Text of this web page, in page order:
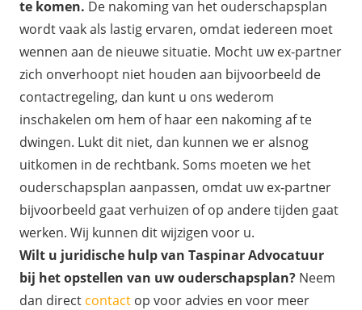
te komen. De nakoming van het ouderschapsplan
wordt vaak als lastig ervaren, omdat iedereen moet
wennen aan de nieuwe situatie. Mocht uw ex-partner
zich onverhoopt niet houden aan bijvoorbeeld de
contactregeling, dan kunt u ons wederom
inschakelen om hem of haar een nakoming af te
dwingen. Lukt dit niet, dan kunnen we er alsnog
uitkomen in de rechtbank. Soms moeten we het
ouderschapsplan aanpassen, omdat uw ex-partner
bijvoorbeeld gaat verhuizen of op andere tijden gaat
werken. Wij kunnen dit wijzigen voor u.
Wilt u juridische hulp van Taspinar Advocatuur
bij het opstellen van uw ouderschapsplan? Neem
dan direct contact op voor advies en voor meer